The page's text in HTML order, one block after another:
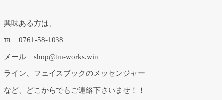
興味ある方は、
℡ 0761-58-1038
メール shop@tm-works.win
ライン、フェイスブックのメッセンジャー
など、どこからでもご連絡下さいませ！！